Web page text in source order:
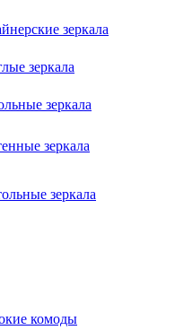
зеркала
зеркала
зеркала
зеркала
зеркала
комоды